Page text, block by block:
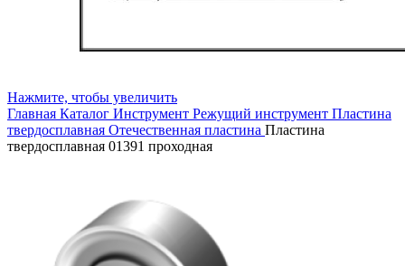
Нажмите, чтобы увеличить
Главная Каталог Инструмент Режущий инструмент Пластина
твердосплавная Отечественная пластина Пластина
твердосплавная 01391 проходная